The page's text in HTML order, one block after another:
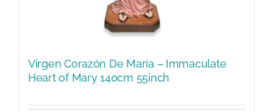
Virgen Corazón De María – Immaculate
Heart of Mary 140cm 55inch